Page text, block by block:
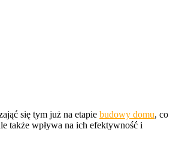
się tym już na etapie budowy domu, co
także wpływa na ich efektywność i